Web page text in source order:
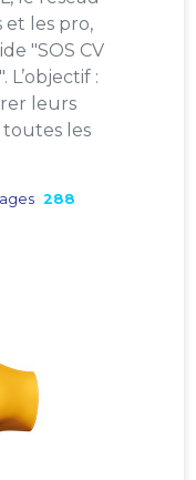
et les pro,
"SOS CV
:
leurs
les
288